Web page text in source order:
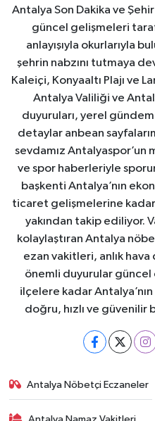
Antalya Son Dakika ve
güncel gelişmeleri
anlayışıyla okurlarıyla
şehrin nabzını tutmaya
Kaleiçi, Konyaaltı Plajı ve
Antalya Valiliği ve
duyuruları, yerel
detaylar anbean
sevdamız
ve spor haberleriyle
başkenti Antalya’nın
ticaret gelişmelerine
yakından takip ediliyor.
kolaylaştıran Antalya
ezan vakitleri, anlık
önemli duyurular güncel
ilçelere kadar
doğru, hızlı ve güvenilir
Antalya Nöbetçi Eczaneler